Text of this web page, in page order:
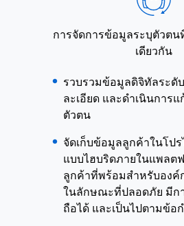
การจัดการข้อมูลระบุตัวต
เดียวกัน
รวบรวมข้อมูลดิจิทัลระดั
ละเอียด และดำเนินการ
ตัวตน
จัดเก็บข้อมูลลูกค้าในโป
แบบไฮบริดภายในแพลต
ลูกค้าที่พร้อมสำหรับองค์
ในลักษณะที่ปลอดภัย มีก
ถือได้ และเป็นไปตามข้อ